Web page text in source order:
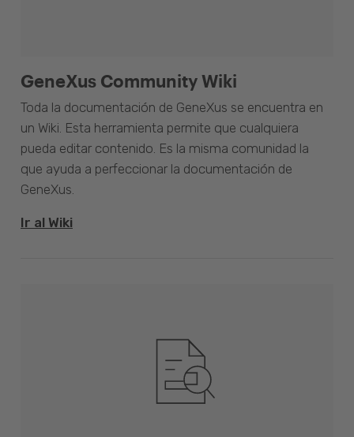
GeneXus Community Wiki
Toda la documentación de GeneXus se encuentra en
un Wiki. Esta herramienta permite que cualquiera
pueda editar contenido. Es la misma comunidad la
que ayuda a perfeccionar la documentación de
GeneXus.
Ir al Wiki